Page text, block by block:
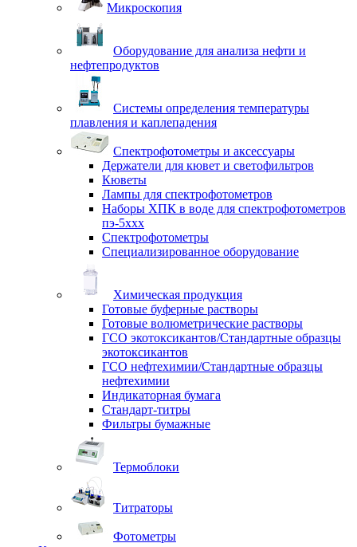
Микроскопия
Оборудование для анализа нефти и
нефтепродуктов
Системы определения температуры
плавления и каплепадения
Спектрофотометры и аксессуары
Держатели для кювет и светофильтров
Кюветы
Лампы для спектрофотометров
Наборы ХПК в воде для спектрофотометров
пэ-5ххх
Спектрофотометры
Специализированное оборудование
Химическая продукция
Готовые буферные растворы
Готовые волюметрические растворы
ГСО экотоксикантов/Стандартные образцы
экотоксикантов
ГСО нефтехимии/Стандартные образцы
нефтехимии
Индикаторная бумага
Стандарт-титры
Фильтры бумажные
Термоблоки
Титраторы
Фотометры